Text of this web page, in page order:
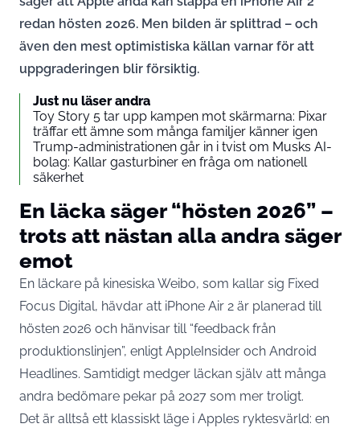
redan hösten 2026. Men bilden är splittrad – och
även den mest optimistiska källan varnar för att
uppgraderingen blir försiktig.
Just nu läser andra
Toy Story 5 tar upp kampen mot skärmarna: Pixar
träffar ett ämne som många familjer känner igen
Trump-administrationen går in i tvist om Musks AI-
bolag: Kallar gasturbiner en fråga om nationell
säkerhet
En läcka säger “hösten 2026” –
trots att nästan alla andra säger
emot
En läckare på kinesiska Weibo, som kallar sig Fixed
Focus Digital, hävdar att iPhone Air 2 är planerad till
hösten 2026 och hänvisar till “feedback från
produktionslinjen”, enligt AppleInsider och Android
Headlines. Samtidigt medger läckan själv att många
andra bedömare pekar på 2027 som mer troligt.
Det är alltså ett klassiskt läge i Apples ryktesvärld: en